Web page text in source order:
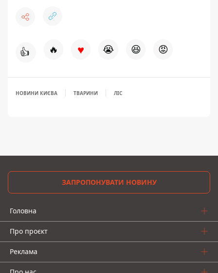
👍 🔥 ♥ 😭 😆 😡
НОВИНИ КИЄВА ТВАРИНИ ЛІС
ЗАПРОПОНУВАТИ НОВИНУ
Головна
Про проєкт
Реклама